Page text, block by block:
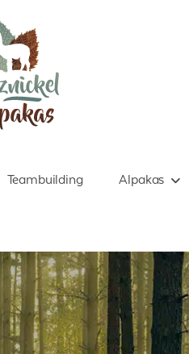
Teambuilding Alpakas